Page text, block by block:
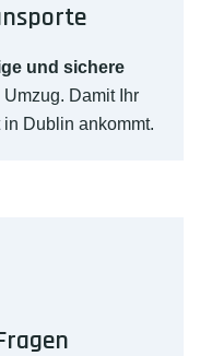
und sichere
Umzug. Damit Ihr
Dublin ankommt.